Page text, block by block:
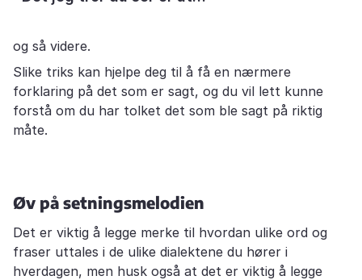
og så videre.
Slike triks kan hjelpe deg til å få en nærmere
forklaring på det som er sagt, og du vil lett kunne
forstå om du har tolket det som ble sagt på riktig
måte.
Øv på setningsmelodien
Det er viktig å legge merke til hvordan ulike ord og
fraser uttales i de ulike dialektene du hører i
hverdagen, men husk også at det er viktig å legge